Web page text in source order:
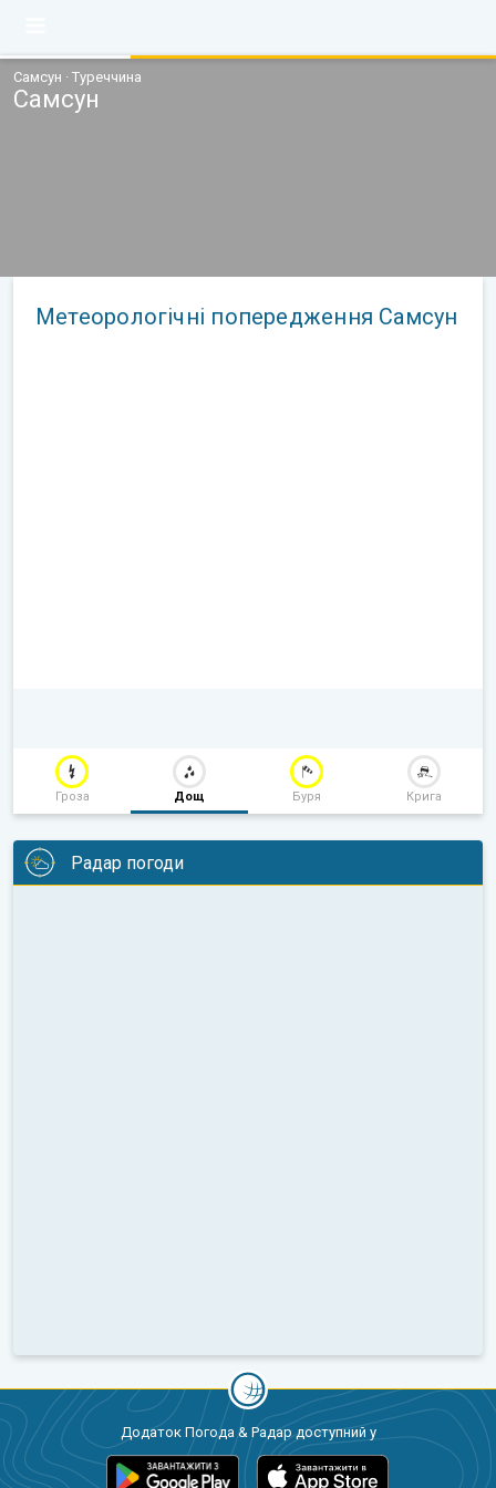
Самсун · Туреччина
Самсун
Метеорологічні попередження Самсун
Гроза Дощ Буря Крига
Радар погоди
Додаток Погода & Радар доступний у